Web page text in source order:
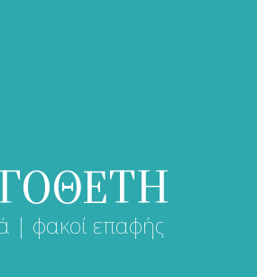
| φακοί επαφής